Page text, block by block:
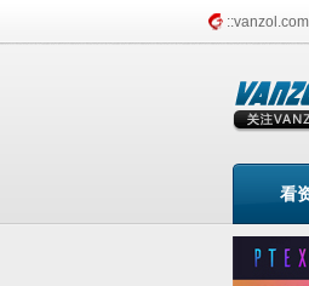
看